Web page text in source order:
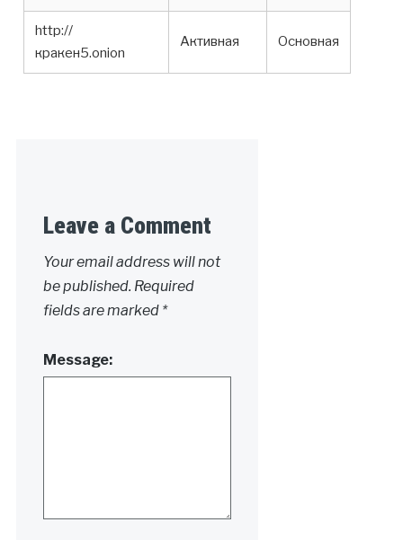
http://
кракен5.onion
Активная Основная
Leave a Comment
Your email address will not
be published. Required
fields are marked *
Message: